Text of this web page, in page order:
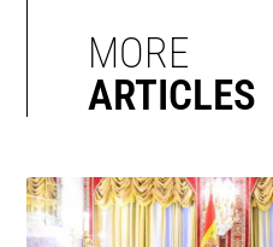
MORE
ARTICLES